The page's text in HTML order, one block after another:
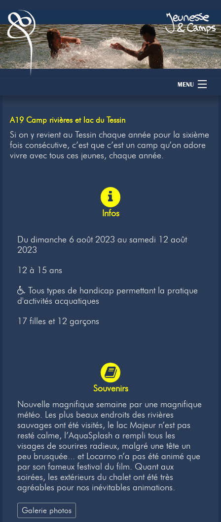
MENU
Camps
Dons
Inscription
A19 Camp rivières et lac du Tessin
Si on y revient au Tessin chaque année pour la sixième
fois consécutive, c’est que c’est un camp qu’on adore
vivre avec tous ces jeunes, chaque année.
Infos
Du dimanche 6 août 2023 au samedi 12 août
2023
12 à 15 ans
Tous types de handicap permettant la pratique
d'activités acquatiques
17 filles et 12 garçons
Souvenirs
Nouvelle magnifique semaine par une magnifique
météo. Les plus beaux endroits des rivières
sauvages ont été visités, le lac Majeur n’est pas
resté calme, l’AquaSplash a rempli tous les
visages de sourires radieux, malgré une tête un
peu brusquée... et Locarno n’a pas été animé que
par son fameux festival du film. Quant aux
soirées, les extérieurs du chalet ont été très
agréables pour nos inévitables animations.
Galerie photos